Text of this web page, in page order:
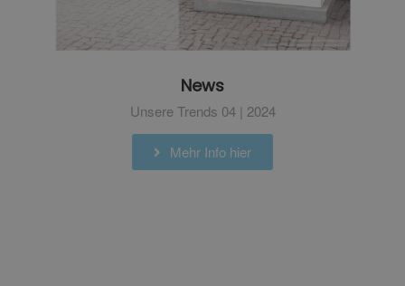
News
Unsere Trends 04 | 2024
Mehr Info hier